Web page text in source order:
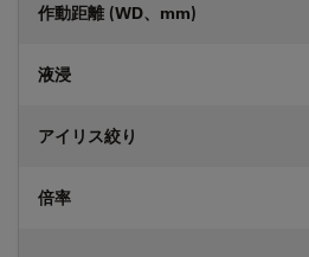
作動距離 (WD、mm)
液浸
アイリス絞り
倍率